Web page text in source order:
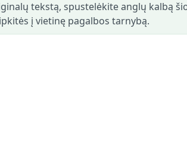
tekstą, spustelėkite anglų kalbą
į vietinę pagalbos tarnybą.